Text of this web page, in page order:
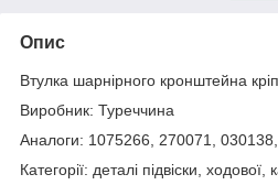
Опис
Втулка шарнірного кронштейна
Виробник: Туреччина
Аналоги: 1075266, 270071,
Категорії: деталі підвіски, ходової,